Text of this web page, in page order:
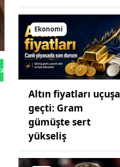
Gönder
Ekonomi
Altın fiyatları uçuşa
geçti: Gram
gümüşte sert
yükseliş